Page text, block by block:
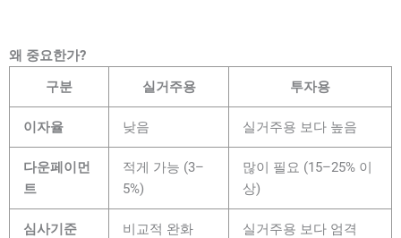
왜 중요한가?
구분
실거주용 투자용
이자율 낮음 실거주용 보다 높음
다운페이먼
트
적게 가능 (3–
5%)
많이 필요 (15–25% 이
상)
심사기준 비교적 완화 실거주용 보다 엄격